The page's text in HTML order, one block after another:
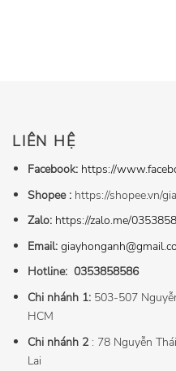
LIÊN HỆ
Facebook: https://
Shopee : https://shopee.vn/
Zalo: https://zalo.me/
Email:
Hotline: 0353858586
Chi nhánh 1: 503-507
HCM
Chi nhánh 2: 78 Nguyễn
Lai